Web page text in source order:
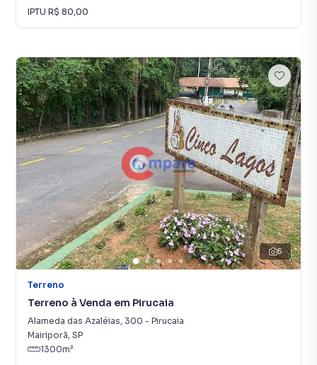
IPTU R$ 80,00
5
Terreno
Terreno à Venda em Pirucaia
Alameda das Azaléias, 300 - Pirucaia
Mairiporã, SP
1300m²